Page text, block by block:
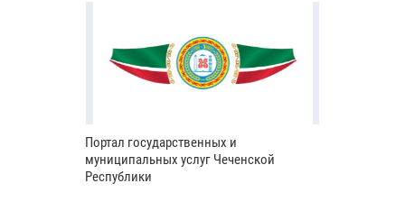
Портал государственных и
муниципальных услуг Чеченской
Республики